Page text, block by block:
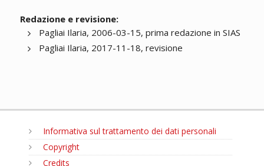
Redazione e revisione:
Pagliai Ilaria, 2006-03-15, prima redazione in SIAS
Pagliai Ilaria, 2017-11-18, revisione
Informativa sul trattamento dei dati personali
Copyright
Credits